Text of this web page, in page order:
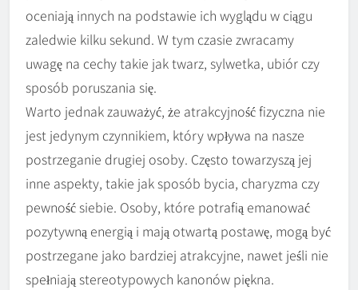
oceniają innych na podstawie ich wyglądu w ciągu
zaledwie kilku sekund. W tym czasie zwracamy
uwagę na cechy takie jak twarz, sylwetka, ubiór czy
sposób poruszania się.
Warto jednak zauważyć, że atrakcyjność fizyczna nie
jest jedynym czynnikiem, który wpływa na nasze
postrzeganie drugiej osoby. Często towarzyszą jej
inne aspekty, takie jak sposób bycia, charyzma czy
pewność siebie. Osoby, które potrafią emanować
pozytywną energią i mają otwartą postawę, mogą być
postrzegane jako bardziej atrakcyjne, nawet jeśli nie
spełniają stereotypowych kanonów piękna.